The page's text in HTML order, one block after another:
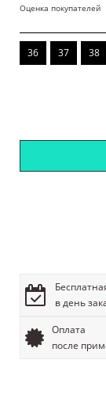
Оценка покупателей
36 37 38
в день
Оплата
после